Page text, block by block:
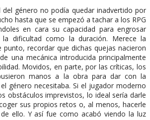
del género no podía quedar inadvertido por
hasta que se empezó a tachar a los RPG
en cara su capacidad para engrosar
dificultad como la duración. Merece la
punto, recordar que dichas quejas nacieron
una mecánica introducida principalmente
Movidos, en parte, por las críticas, los
manos a la obra para dar con la
género necesitaba. Si el jugador moderno
obstáculos imprevistos, lo ideal sería darle
sus propios retos o, al menos, hacerle
ello. Y así fue como acabó viendo la luz